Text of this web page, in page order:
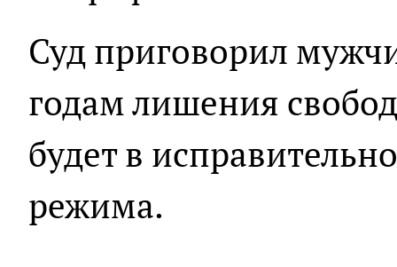
Суд приговорил
годам лишения
будет в
режима.